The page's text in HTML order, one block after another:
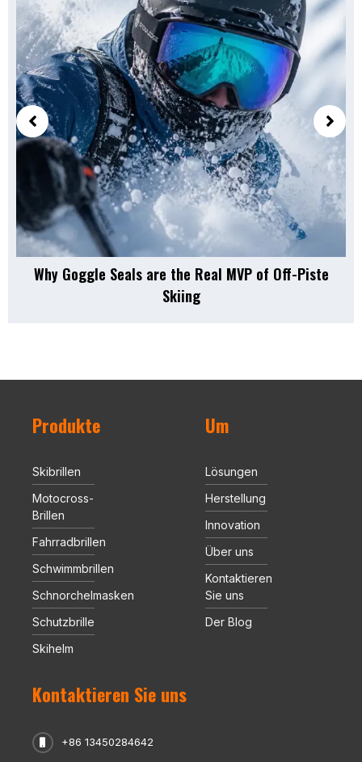
Why Goggle Seals are the Real MVP of Off-Piste
Skiing
Produkte
Skibrillen
Motocross-
Brillen
Fahrradbrillen
Schwimmbrillen
Schnorchelmasken
Schutzbrille
Skihelm
Um
Lösungen
Herstellung
Innovation
Über uns
Kontaktieren
Sie uns
Der Blog
Kontaktieren Sie uns
+86 13450284642